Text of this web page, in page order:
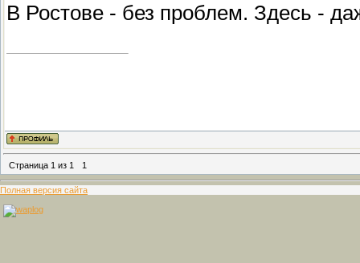
В Ростове - без проблем. Здесь -
Страница 1 из 1 1
Полная версия сайта